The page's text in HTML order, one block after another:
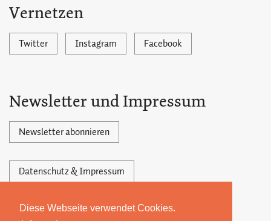
Diese Webseite verwendet Cookies.
Vernetzen
Twitter Instagram Facebook
Newsletter und Impressum
Newsletter abonnieren
Datenschutz & Impressum